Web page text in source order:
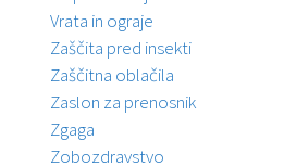
Vrata in ograje
Zaščita pred insekti
Zaščitna oblačila
Zaslon za prenosnik
Zgaga
Zobozdravstvo